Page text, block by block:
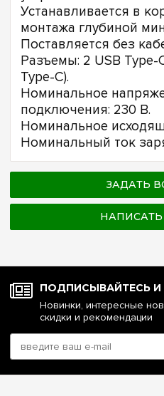
Устанавливается в
монтажа глубиной
Поставляется без
Разъемы: 2 USB Type-
Type-C).
Номинальное
подключения: 230 В.
Номинальное
Номинальный ток
ЗАДАТЬ
ПОДПИСЫВАЙТЕСЬ И
Новинки, интересные
скидки и рекомендации